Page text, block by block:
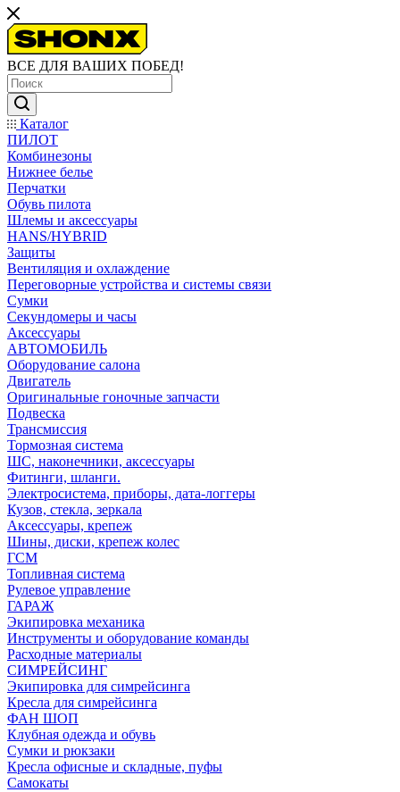
ВСЕ ДЛЯ ВАШИХ ПОБЕД!
Каталог
ПИЛОТ
Комбинезоны
Нижнее белье
Перчатки
Обувь пилота
Шлемы и аксессуары
HANS/HYBRID
Защиты
Вентиляция и охлаждение
Переговорные устройства и системы связи
Сумки
Секундомеры и часы
Аксессуары
АВТОМОБИЛЬ
Оборудование салона
Двигатель
Оригинальные гоночные запчасти
Подвеска
Трансмиссия
Тормозная система
ШС, наконечники, аксессуары
Фитинги, шланги.
Электросистема, приборы, дата-логгеры
Кузов, стекла, зеркала
Аксессуары, крепеж
Шины, диски, крепеж колес
ГСМ
Топливная система
Рулевое управление
ГАРАЖ
Экипировка механика
Инструменты и оборудование команды
Расходные материалы
СИМРЕЙСИНГ
Экипировка для симрейсинга
Кресла для симрейсинга
ФАН ШОП
Клубная одежда и обувь
Сумки и рюкзаки
Кресла офисные и складные, пуфы
Самокаты